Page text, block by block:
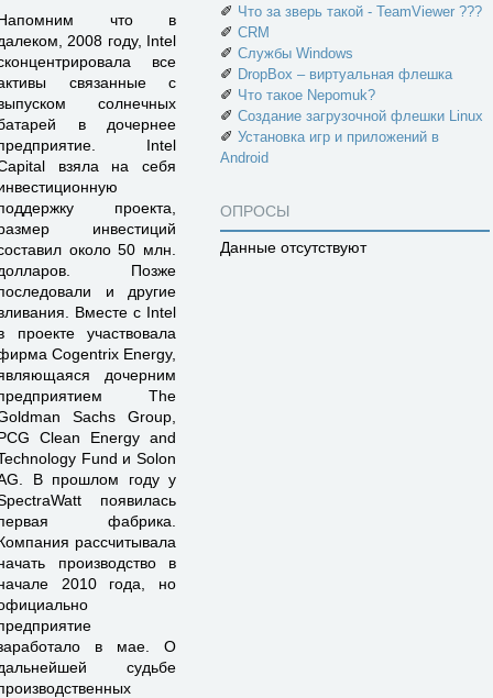
что в
2008 году, Intel
все
связанные с
солнечных
в дочернее
Intel
взяла на себя
проекта,
инвестиций
около 50 млн.
Позже
и другие
Вместе с Intel
проекте участвовала
Cogentrix Energy,
дочерним
The
Sachs Group,
Clean Energy and
Fund и Solon
В прошлом году у
появилась
фабрика.
рассчитывала
производство в
2010 года, но
в мае. О
судьбе
✐ Что за зверь такой - TeamViewer ???
✐ CRM
✐ Службы Windows
✐ DropBox – виртуальная флешка
✐ Что такое Nepomuk?
✐ Создание загрузочной флешки Linux
✐ Установка игр и приложений в
Android
ОПРОСЫ
Данные отсутствуют